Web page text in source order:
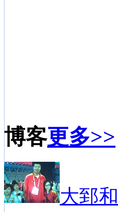
博客更多>>
大郅